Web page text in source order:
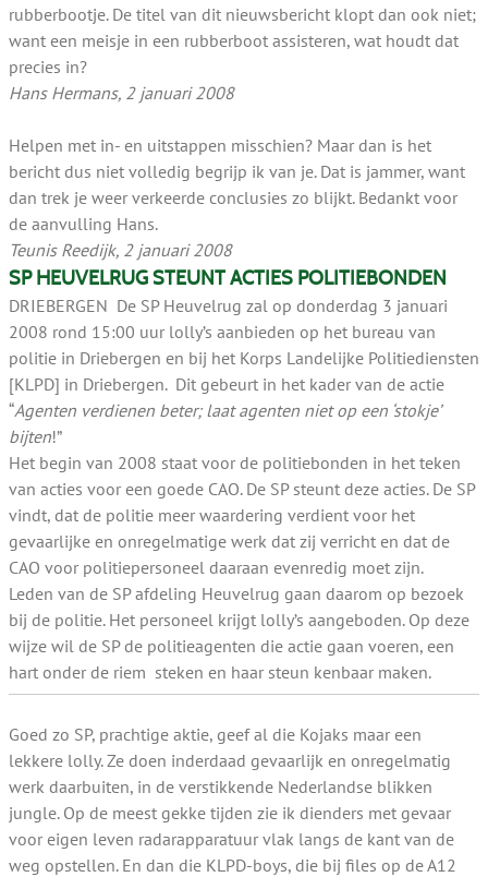
rubberbootje. De titel van dit nieuwsbericht klopt dan ook niet;
want een meisje in een rubberboot assisteren, wat houdt dat
precies in?
Hans Hermans, 2 januari 2008
Helpen met in- en uitstappen misschien? Maar dan is het
bericht dus niet volledig begrijp ik van je. Dat is jammer, want
dan trek je weer verkeerde conclusies zo blijkt. Bedankt voor
de aanvulling Hans.
Teunis Reedijk, 2 januari 2008
SP HEUVELRUG STEUNT ACTIES POLITIEBONDEN
DRIEBERGEN De SP Heuvelrug zal op donderdag 3 januari
2008 rond 15:00 uur lolly’s aanbieden op het bureau van
politie in Driebergen en bij het Korps Landelijke Politiediensten
[KLPD] in Driebergen. Dit gebeurt in het kader van de actie
“Agenten verdienen beter; laat agenten niet op een ‘stokje’
bijten!”
Het begin van 2008 staat voor de politiebonden in het teken
van acties voor een goede CAO. De SP steunt deze acties. De SP
vindt, dat de politie meer waardering verdient voor het
gevaarlijke en onregelmatige werk dat zij verricht en dat de
CAO voor politiepersoneel daaraan evenredig moet zijn.
Leden van de SP afdeling Heuvelrug gaan daarom op bezoek
bij de politie. Het personeel krijgt lolly’s aangeboden. Op deze
wijze wil de SP de politieagenten die actie gaan voeren, een
hart onder de riem steken en haar steun kenbaar maken.
Goed zo SP, prachtige aktie, geef al die Kojaks maar een
lekkere lolly. Ze doen inderdaad gevaarlijk en onregelmatig
werk daarbuiten, in de verstikkende Nederlandse blikken
jungle. Op de meest gekke tijden zie ik dienders met gevaar
voor eigen leven radarapparatuur vlak langs de kant van de
weg opstellen. En dan die KLPD-boys, die bij files op de A12